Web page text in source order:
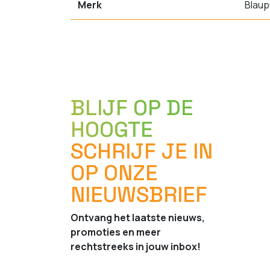
Merk
BLIJF OP DE
HOOGTE
SCHRIJF JE IN
OP ONZE
NIEUWSBRIEF
Ontvang het laatste nieuws,
promoties en meer
rechtstreeks in jouw inbox!